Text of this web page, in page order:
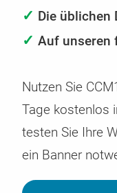
✓ Die üblichen
✓ Auf unseren
Nutzen Sie
Tage kostenlos
testen Sie Ihre
ein Banner